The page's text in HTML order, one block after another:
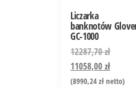
Liczarka
banknotów
GC-1000
12287,70zł
11058,00zł
(8990,24złnetto)